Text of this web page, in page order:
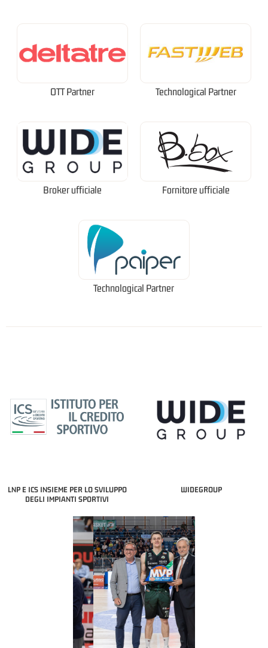
OTT Partner Technological Partner
Broker ufficiale Fornitore ufficiale
Technological Partner
LNP E ICS INSIEME PER LO SVILUPPO
DEGLI IMPIANTI SPORTIVI
WIDEGROUP